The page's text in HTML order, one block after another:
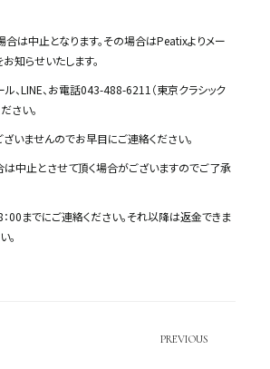
は中止となります。その場合はPeatixよりメー
知らせいたします。
、LINE、お電話043-488-6211（東京クラシック
さい。
いませんのでお早目にご連絡ください。
中止とさせて頂く場合がございますのでご了承
00までにご連絡ください。それ以降は返金できま
。
PREVIOUS